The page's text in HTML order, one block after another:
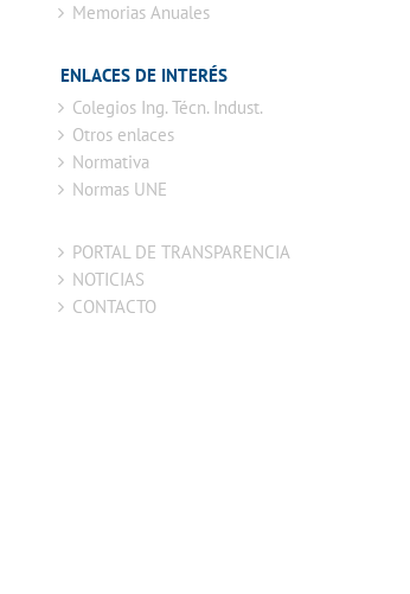
Memorias Anuales
ENLACES DE INTERÉS
Colegios Ing. Técn. Indust.
Otros enlaces
Normativa
Normas UNE
PORTAL DE TRANSPARENCIA
NOTICIAS
CONTACTO